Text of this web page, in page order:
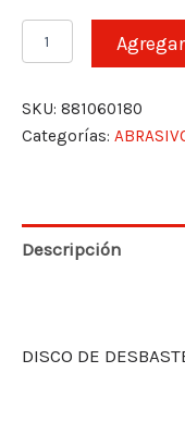
DISCO
DESBASTE
HEMIC
cantidad
SKU: 881060180
Categorías:
Descripción
DISCO DE